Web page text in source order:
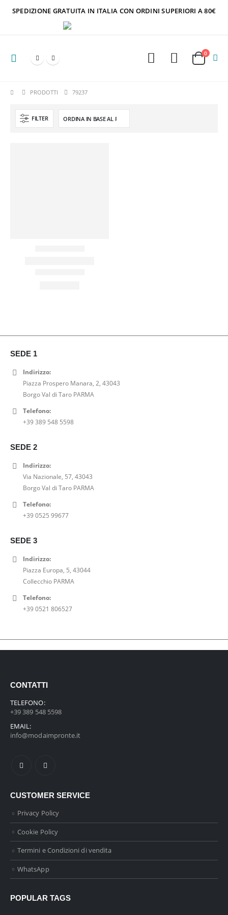
SPEDIZIONE GRATUITA IN ITALIA CON ORDINI SUPERIORI A 80€
0
PRODOTTI 79237
FILTER
SEDE 1
Indirizzo:
Piazza Prospero Manara, 2, 43043
Borgo Val di Taro PARMA
Telefono:
+39 389 548 5598
SEDE 2
Indirizzo:
Via Nazionale, 57, 43043
Borgo Val di Taro PARMA
Telefono:
+39 0525 99677
SEDE 3
Indirizzo:
Piazza Europa, 5, 43044
Collecchio PARMA
Telefono:
+39 0521 806527
CONTATTI
TELEFONO:
+39 389 548 5598
EMAIL:
info@modaimpronte.it
CUSTOMER SERVICE
Privacy Policy
Cookie Policy
Termini e Condizioni di vendita
WhatsApp
POPULAR TAGS